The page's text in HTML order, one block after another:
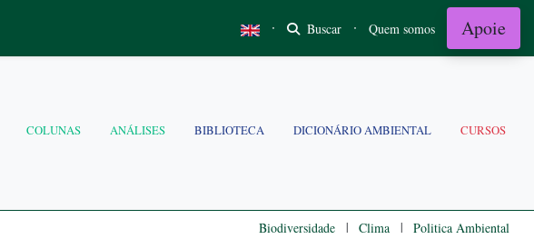
· Buscar · Quem somos Apoie
COLUNAS ANÁLISES BIBLIOTECA DICIONÁRIO AMBIENTAL CURSOS
Biodiversidade | Clima | Politica Ambiental